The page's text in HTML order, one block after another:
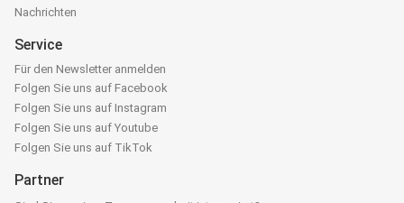
Nachrichten
Service
Für den Newsletter anmelden
Folgen Sie uns auf Facebook
Folgen Sie uns auf Instagram
Folgen Sie uns auf Youtube
Folgen Sie uns auf TikTok
Partner